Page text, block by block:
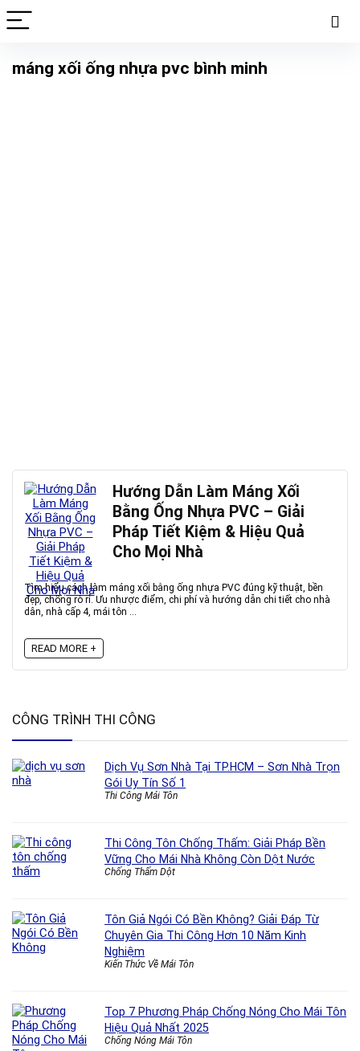
máng xối ống nhựa pvc bình minh
Hướng Dẫn Làm Máng Xối
Bằng Ống Nhựa PVC – Giải
Pháp Tiết Kiệm & Hiệu Quả
Cho Mọi Nhà
Tìm hiểu cách làm máng xối bằng ống nhựa PVC đúng kỹ thuật, bền
đẹp, chống rò rỉ. Ưu nhược điểm, chi phí và hướng dẫn chi tiết cho nhà
dân, nhà cấp 4, mái tôn ...
READ MORE +
CÔNG TRÌNH THI CÔNG
Dịch Vụ Sơn Nhà Tại TP.HCM – Sơn Nhà Trọn
Gói Uy Tín Số 1
Thi Công Mái Tôn
Thi Công Tôn Chống Thấm: Giải Pháp Bền
Vững Cho Mái Nhà Không Còn Dột Nước
Chống Thấm Dột
Tôn Giả Ngói Có Bền Không? Giải Đáp Từ
Chuyên Gia Thi Công Hơn 10 Năm Kinh
Nghiệm
Kiến Thức Về Mái Tôn
Top 7 Phương Pháp Chống Nóng Cho Mái Tôn
Hiệu Quả Nhất 2025
Chống Nóng Mái Tôn